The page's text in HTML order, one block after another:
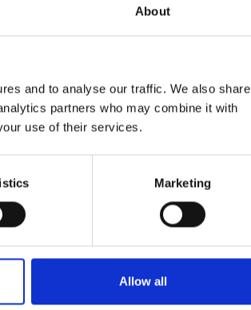
About
and to analyse our traffic. We also share
partners who may combine it with
use of their services.
Marketing
Allow all